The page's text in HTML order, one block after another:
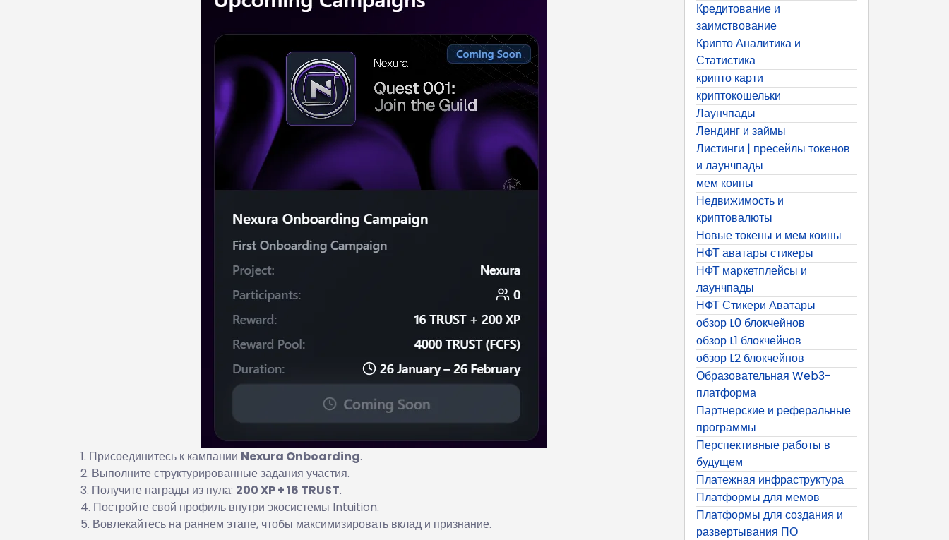
Присоединитесь к кампании Nexura Onboarding.
Выполните структурированные задания участия.
Получите награды из пула: 200 XP + 16 TRUST.
Постройте свой профиль внутри экосистемы Intuition.
Вовлекайтесь на раннем этапе, чтобы максимизировать вклад и признание.
Кредитование и
заимствование
Крипто Аналитика и
Статистика
крипто карти
криптокошельки
Лаунчпады
Лендинг и займы
Листинги | пресейлы токенов
и лаунчпады
мем коины
Недвижимость и
криптовалюты
Новые токены и мем коины
НФТ аватары стикеры
НФТ маркетплейсы и
лаунчпады
НФТ Стикери Аватары
обзор L0 блокчейнов
обзор L1 блокчейнов
обзор L2 блокчейнов
Образовательная Web3-
платформа
Партнерские и реферальные
программы
Перспективные работы в
будущем
Платежная инфраструктура
Платформы для мемов
Платформы для создания и
развертывания ПО